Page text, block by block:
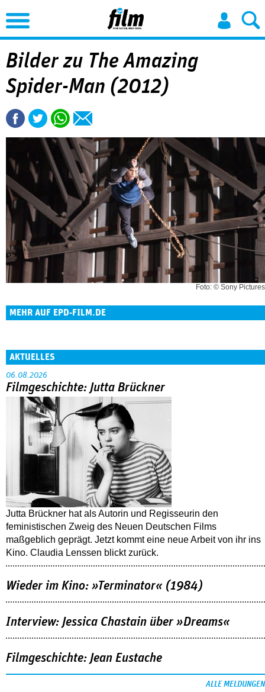
Jump to Navigation
Bilder zu The Amazing
Spider-Man (2012)
Foto: © Sony Pictures
MEHR AUF EPD-FILM.DE
AKTUELLES
06.08.2026
Filmgeschichte: Jutta Brückner
Jutta Brückner hat als Autorin und Regisseurin den
feministischen Zweig des Neuen Deutschen Films
maßgeblich geprägt. Jetzt kommt eine neue Arbeit von ihr ins
Kino. Claudia Lenssen blickt zurück.
Wieder im Kino: »Terminator« (1984)
Interview: Jessica Chastain über »Dreams«
Filmgeschichte: Jean Eustache
ALLE MELDUNGEN